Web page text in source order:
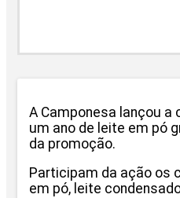
A Camponesa lançou a
um ano de leite em pó
da promoção.
Participam da ação os
em pó, leite